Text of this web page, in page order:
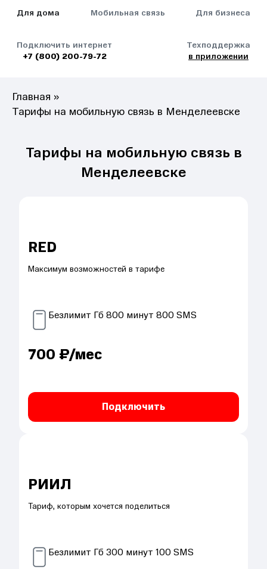
Для дома Мобильная связь Для бизнеса
Подключить интернет
+7 (800) 200-79-72
Техподдержка
в приложении
Главная »
Тарифы на мобильную связь в Менделеевске
Тарифы на мобильную связь в
Менделеевске
RED
Максимум возможностей в тарифе
Безлимит Гб 800 минут 800SMS
700 ₽/мес
Подключить
РИИЛ
Тариф, которым хочется поделиться
Безлимит Гб 300 минут 100SMS